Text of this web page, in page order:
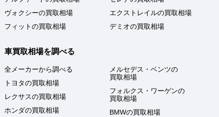
ヴォクシーの買取相場
フィットの買取相場
エクストレイルの買取相場
デミオの買取相場
車買取相場を調べる
全メーカーから調べる
トヨタの買取相場
レクサスの買取相場
ホンダの買取相場
メルセデス・ベンツの
買取相場
フォルクス・ワーゲンの
買取相場
BMWの買取相場